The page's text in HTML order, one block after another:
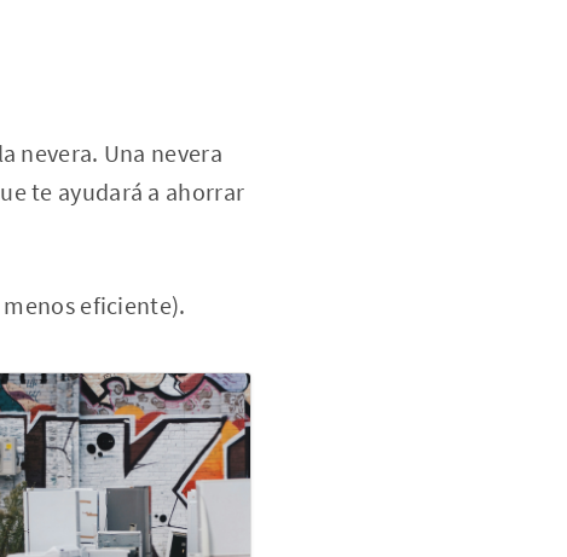
nevera. Una nevera
te ayudará a ahorrar
menos eficiente).